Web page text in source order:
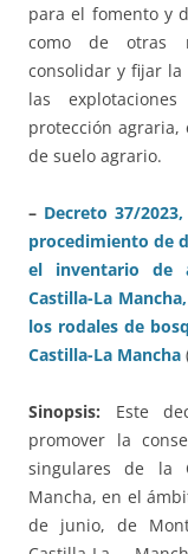
para el fomento y
como de otras
consolidar y fijar la
las
protección
de suelo agrario.
– Decreto 37/
procedimiento de
el inventario de
Castilla-La
los rodales de
Castilla-La Mancha
Sinopsis: Este
promover la
singulares de la
Mancha, en el
de junio, de